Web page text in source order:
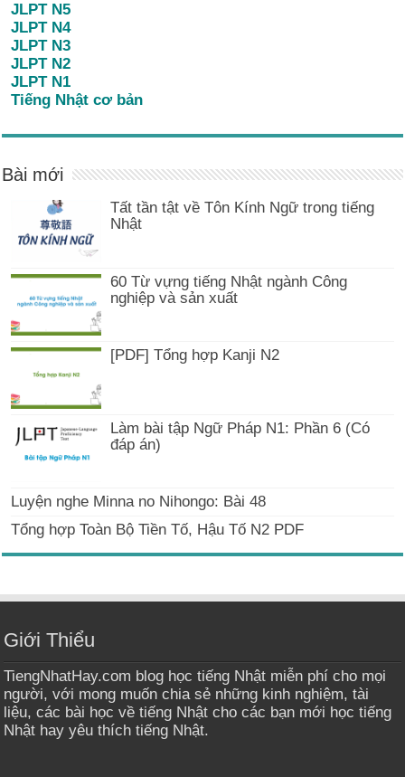
JLPT N5
JLPT N4
JLPT N3
JLPT N2
JLPT N1
Tiếng Nhật cơ bản
Bài mới
Tất tần tật về Tôn Kính Ngữ trong tiếng
Nhật
60 Từ vựng tiếng Nhật ngành Công
nghiệp và sản xuất
[PDF] Tổng hợp Kanji N2
Làm bài tập Ngữ Pháp N1: Phần 6 (Có
đáp án)
Luyện nghe Minna no Nihongo: Bài 48
Tổng hợp Toàn Bộ Tiền Tố, Hậu Tố N2 PDF
Giới Thiểu
TiengNhatHay.com blog học tiếng Nhật miễn phí cho mọi
người, với mong muốn chia sẻ những kinh nghiệm, tài
liệu, các bài học về tiếng Nhật cho các bạn mới học tiếng
Nhật hay yêu thích tiếng Nhật.